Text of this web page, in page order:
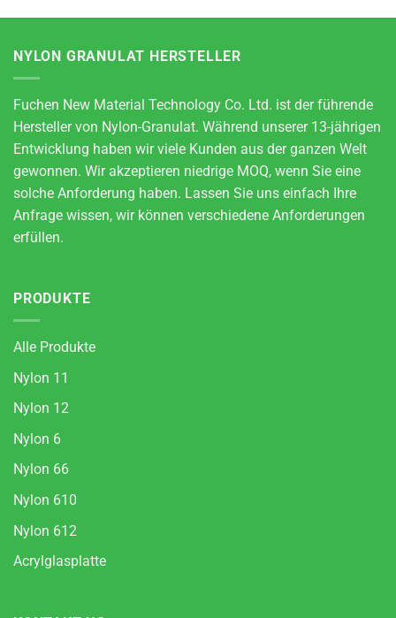
NYLON GRANULAT HERSTELLER
Fuchen New Material Technology Co. Ltd. ist der führende
Hersteller von Nylon-Granulat. Während unserer 13-jährigen
Entwicklung haben wir viele Kunden aus der ganzen Welt
gewonnen. Wir akzeptieren niedrige MOQ, wenn Sie eine
solche Anforderung haben. Lassen Sie uns einfach Ihre
Anfrage wissen, wir können verschiedene Anforderungen
erfüllen.
PRODUKTE
Alle Produkte
Nylon 11
Nylon 12
Nylon 6
Nylon 66
Nylon 610
Nylon 612
Acrylglasplatte